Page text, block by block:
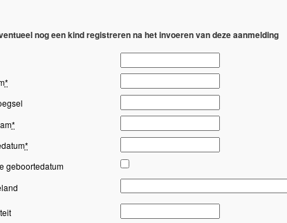
nog een kind registreren na het invoeren van deze aanmelding
*
*
*
geboortedatum